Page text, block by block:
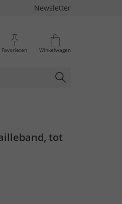
Newsletter
Favorieten Winkelwagen
tot